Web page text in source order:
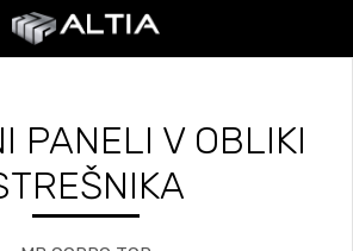
PANELI V OBLIKI